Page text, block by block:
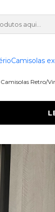
Camisolas
Camisolas Retro/
50% DE